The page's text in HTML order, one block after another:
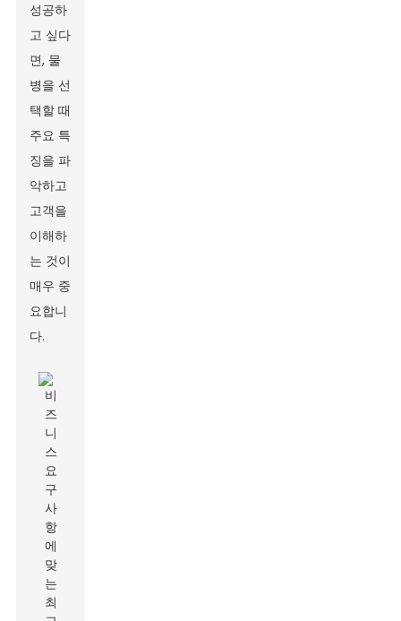
성공하
고 싶다
면, 물
병을 선
택할 때
주요 특
징을 파
악하고
고객을
이해하
는 것이
매우 중
요합니
다.